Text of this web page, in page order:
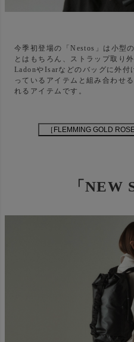
今季初登場の「Nestos」は小型
とはもちろん、ストラップ取り
LadonやIsarなどのバッグに外付
っているアイテムと組み合わせ
れるアイテムです。
「NEW